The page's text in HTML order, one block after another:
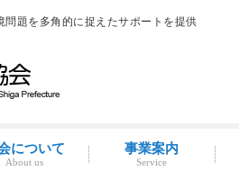
題を多角的に捉えたサポートを提供
について
About us
事業案内
Service